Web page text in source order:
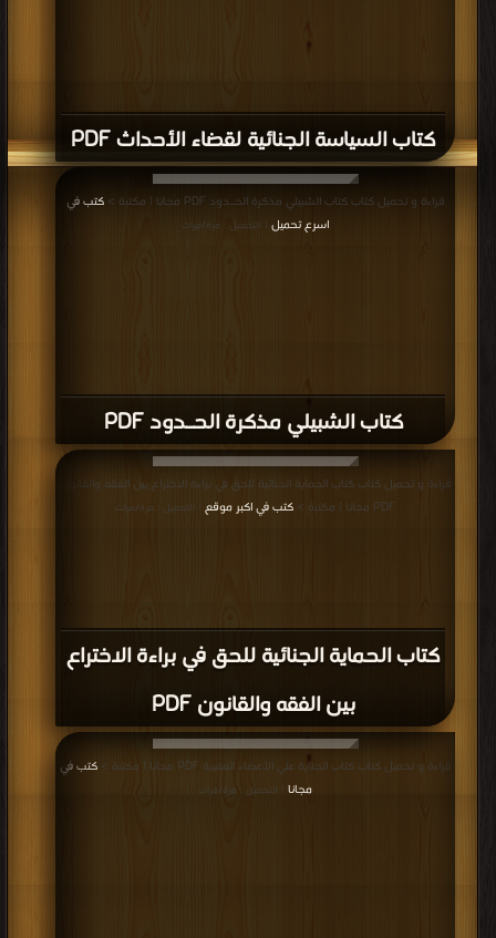
كتاب السياسة الجنائية لقضاء الأحداث PDF
كتاب الشبيلي مذكرة الحـدود PDF
قراءة و تحميل كتاب كتاب الشبيلي مذكرة الحـدود PDF مجانا | مكتبة >
كتب في
اسرع تحميل
| التحميل : مرة/مرات
كتاب الحماية الجنائية للحق في براءة الاختراع
بين الفقه والقانون PDF
قراءة و تحميل كتاب كتاب الحماية الجنائية للحق في براءة الاختراع بين الفقه والقانون
PDF مجانا | مكتبة >
كتب في اكبر موقع | التحميل : مرة/مرات
قراءة و تحميل كتاب كتاب الجناية علي الأعضاء المعيبة PDF مجانا | مكتبة >
كتب في
مجانا | التحميل : مرة/مرات